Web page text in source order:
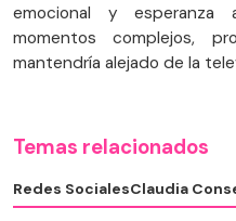
emocional y esperanza
momentos complejos,
mantendría alejado de la
Temas relacionados
Redes SocialesClaudia